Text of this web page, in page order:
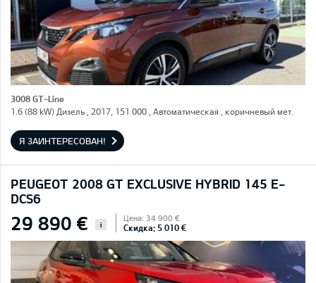
3008 GT-Line
1.6 (88 kW) Дизель , 2017, 151 000 , Автоматическая , коричневый мет.
Я ЗАИНТЕРЕСОВАН!
PEUGEOT 2008 GT EXCLUSIVE HYBRID 145 E-
DCS6
29 890 € i
Цена: 34 900 €
Скидка: 5 010 €